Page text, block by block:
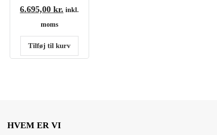
6.695,00 kr. Den aktuelle pris er: 6.695,00 kr..
inkl.
moms
Tilføj til kurv
HVEM ER VI